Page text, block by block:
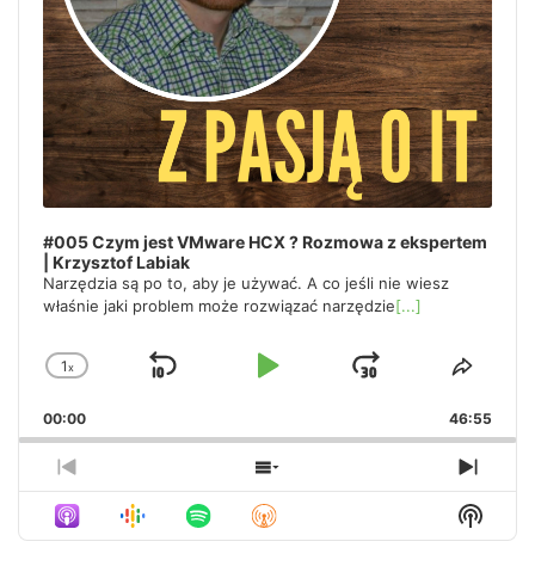
#005 Czym jest VMware HCX ? Rozmowa z ekspertem
| Krzysztof Labiak
Narzędzia są po to, aby je używać. A co jeśli nie wiesz
właśnie jaki problem może rozwiązać narzędzie[...]
Change
Rate
1x
Skip
Play
Jump
Forward
Share
00:00 46:55
Previous
Episode
Show
Episodes
List
Next
Show